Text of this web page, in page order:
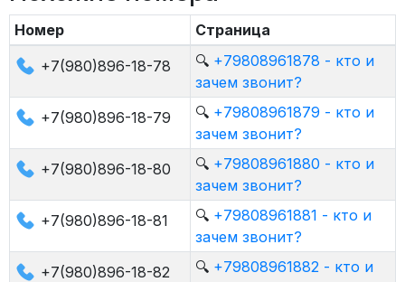
Номер
Страница
+7(980)896-18-78
🔍 +79808961878 - кто и
зачем звонит?
+7(980)896-18-79
🔍 +79808961879 - кто и
зачем звонит?
+7(980)896-18-80
🔍 +79808961880 - кто и
зачем звонит?
+7(980)896-18-81
🔍 +79808961881 - кто и
зачем звонит?
+7(980)896-18-82
🔍 +79808961882 - кто и